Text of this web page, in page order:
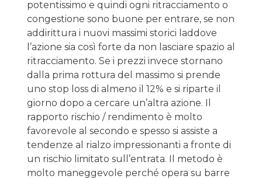
potentissimo e quindi ogni ritracciamento o
congestione sono buone per entrare, se non
addirittura i nuovi massimi storici laddove
l’azione sia così forte da non lasciare spazio al
ritracciamento. Se i prezzi invece stornano
dalla prima rottura del massimo si prende
uno stop loss di almeno il 12% e si riparte il
giorno dopo a cercare un’altra azione. Il
rapporto rischio / rendimento è molto
favorevole al secondo e spesso si assiste a
tendenze al rialzo impressionanti a fronte di
un rischio limitato sull’entrata. Il metodo è
molto maneggevole perché opera su barre